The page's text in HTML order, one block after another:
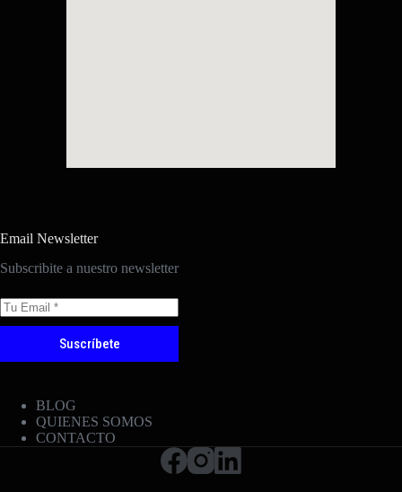
Email Newsletter
Subscribite a nuestro newsletter
Suscríbete
BLOG
QUIENES SOMOS
CONTACTO